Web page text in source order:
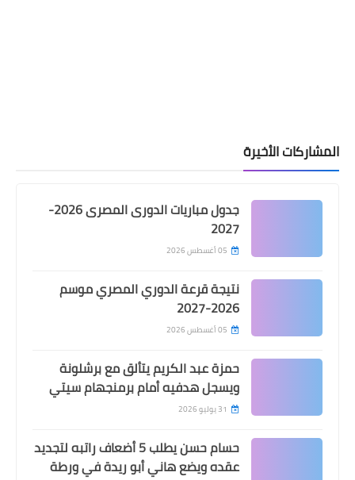
المشاركات الأخيرة
جدول مباريات الدورى المصرى 2026-
2027
05 أغسطس 2026
نتيجة قرعة الدوري المصري موسم
2026-2027
05 أغسطس 2026
حمزة عبد الكريم يتألق مع برشلونة
ويسجل هدفيه أمام برمنجهام سيتي
31 يوليو 2026
حسام حسن يطلب 5 أضعاف راتبه لتجديد
عقده ويضع هاني أبو ريدة في ورطة